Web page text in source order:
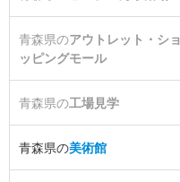
青森県のアウトレット・ショ
ッピングモール
青森県の工場見学
青森県の美術館